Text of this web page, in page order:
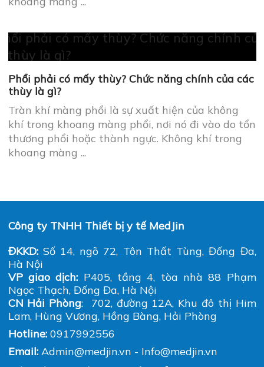
Phổi phải có mấy thùy? Chức năng chính của các
thùy là gì?
Tràn khí màng phổi là sự xuất hiện của không
khí trong khoang màng phổi, nơi nó đi vào do tổn
thương phổi hoặc thành ngực. Không khí trong
khoang màng ...
Công ty TNHH Thiết bị y tế MedJin
ĐKKD: Số 14, ngõ 72, Tôn Thất Tùng, Đống Đa,
Hà Nội
VP giao dịch: P405, tầng 4, tòa nhà 88 Phạm
Ngọc Thạch, Đống Đa, Hà Nội
CN Hải Phòng: 702, đường 12A, Khu đô thị Him
Lam, Hùng Vương, Hồng Bàng, Hải Phòng
Hotline: 0917992556
Email: Admin@medjin.vn - Info@medjin.vn